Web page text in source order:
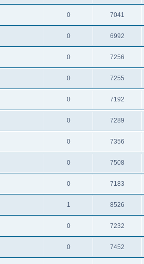
0 7041
0 6992
0 7256
0 7255
0 7192
0 7289
0 7356
0 7508
0 7183
1 8526
0 7232
0 7452